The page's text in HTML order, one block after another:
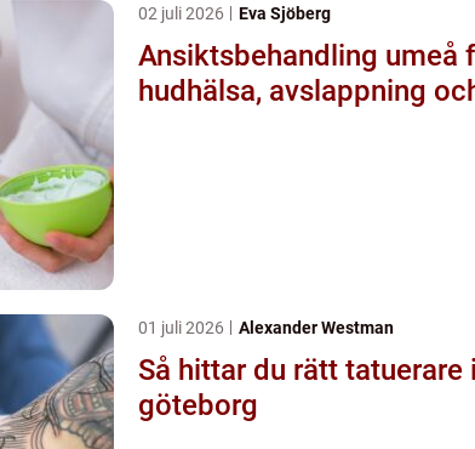
02 juli 2026 Eva Sjöberg
Ansiktsbehandling umeå för
hudhälsa, avslappning
01 juli 2026 Alexander Westman
Så hittar du rätt tatuerare i
göteborg